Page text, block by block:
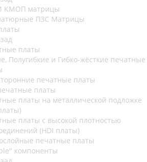
КМОП матрицы
ПЗС Матрицы
платы
Полугибкие и Гибко-жёсткие печатные
печатные платы
платы
платы на металлической подложке
платы с высокой плотностью
(HDI платы)
печатные платы
компоненты